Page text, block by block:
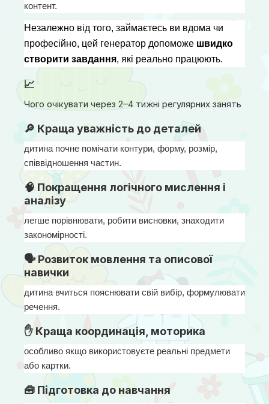
контент.
Незалежно від того, займаєтесь ви вдома чи
професійно, цей генератор допоможе швидко
створити завдання, які реально працюють.
📈
Чого очікувати через 2–4 тижні регулярних занять
🔎 Краща уважність до деталей
дитина почне помічати контури, форму, розмір,
співвідношення частин.
🧠 Покращення логічного мислення і
аналізу
легше порівнювати, робити висновки, знаходити
закономірності.
🗣 Розвиток мовлення та описової
навички
дитина вчиться пояснювати свій вибір, формулювати
речення.
✋ Краща координація, моторика
особливо якщо використовуєте реальні предмети
або картки.
🧰 Підготовка до навчання